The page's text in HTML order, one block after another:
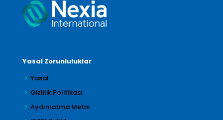
Yasal Zorunluluklar
Yasal
Gizlilik Politikası
Aydınlatma Metni